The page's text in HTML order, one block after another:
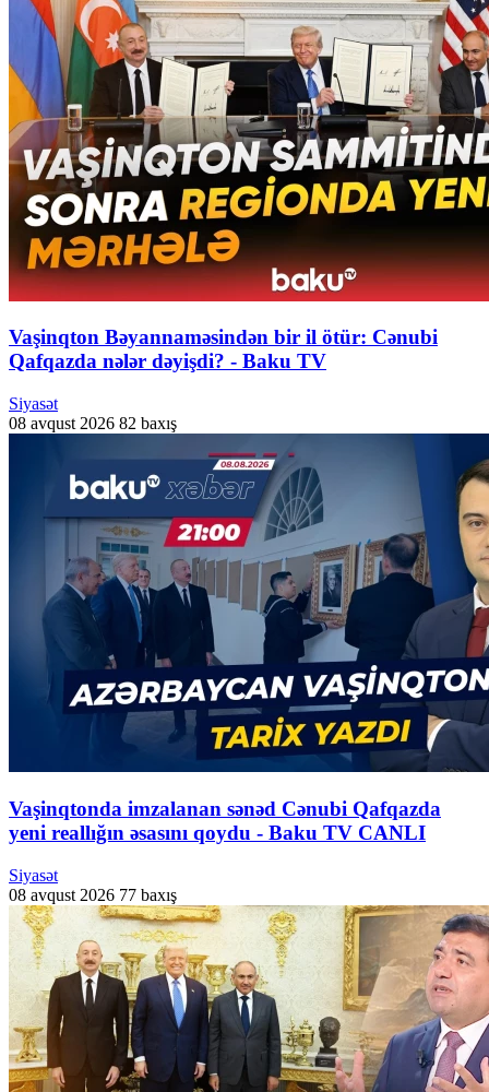
Vaşinqton Bəyannaməsindən bir il ötür: Cənubi
Qafqazda nələr dəyişdi? - Baku TV
Siyasət
08 avqust 2026 82 baxış
Vaşinqtonda imzalanan sənəd Cənubi Qafqazda
yeni reallığın əsasını qoydu - Baku TV CANLI
Siyasət
08 avqust 2026 77 baxış